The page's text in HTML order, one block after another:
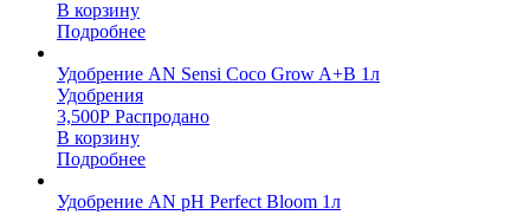
В корзину
Подробнее
Удобрение AN Sensi Coco Grow A+B 1л
Удобрения
3,500Р Распродано
В корзину
Подробнее
Удобрение AN pH Perfect Bloom 1л